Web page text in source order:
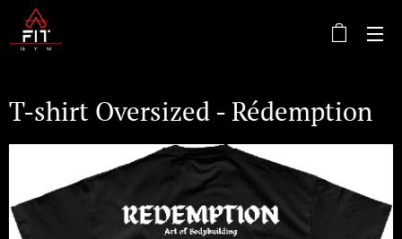
T-shirt Oversized - Rédemption